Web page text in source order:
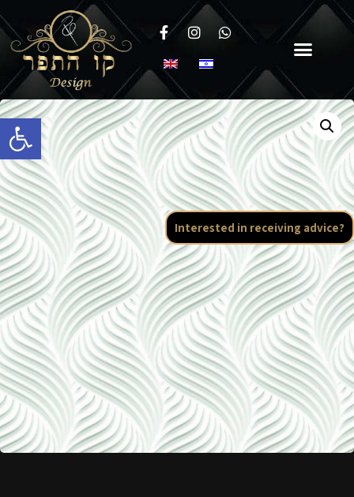
Open toolbar
Interested in receiving advice?